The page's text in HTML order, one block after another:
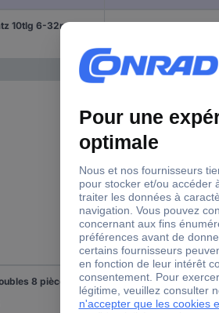
Gedore 6031120 Doppelringschlüssel-Satz 10tlg 6-32mm gekröpft Gedore Jeu de clés à œil doubles 10 pièces Ouverture de clé (métrique) 6 - 32 mm
6 mm
8 mm
9 mm
10 mm
14 mm
16 mm
18 mm
19 mm
20 mm
22 mm
24 mm
27 mm
30 mm
32 mm
Gedore 6030580 2-8 Jeu de clés à œil doubles 8 pièces Ouverture de clé (métrique) 6 - 22 mm
6 mm
7 mm
8 mm